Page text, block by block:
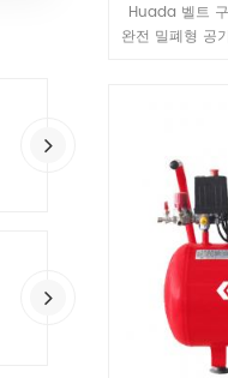
Huada 벨트
완전 밀폐형 공